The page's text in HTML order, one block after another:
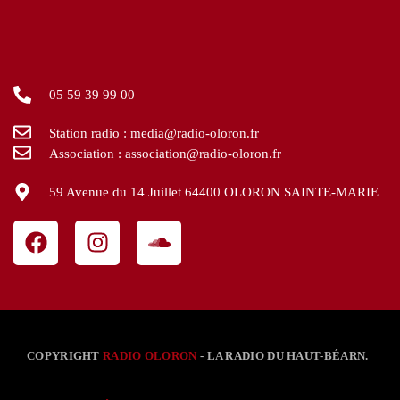
05 59 39 99 00
Station radio : media@radio-oloron.fr
Association : association@radio-oloron.fr
59 Avenue du 14 Juillet 64400 OLORON SAINTE-MARIE
COPYRIGHTRADIO OLORON - LA RADIO DU HAUT-BÉARN.